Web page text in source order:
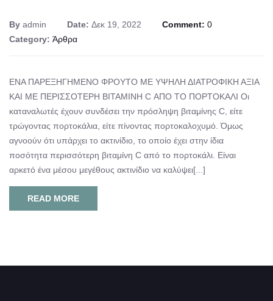
By admin Date: Δεκ 19, 2022 Comment: 0
Category: Άρθρα
ΕΝΑ ΠΑΡΕΞΗΓΗΜΕΝΟ ΦΡΟΥΤΟ ΜΕ ΥΨΗΛΗ ΔΙΑΤΡΟΦΙΚΗ ΑΞΙΑ
ΚΑΙ ΜΕ ΠΕΡΙΣΣΟΤΕΡΗ ΒΙΤΑΜΙΝΗ C ΑΠΟ ΤΟ ΠΟΡΤΟΚΑΛΙ Οι
καταναλωτές έχουν συνδέσει την πρόσληψη βιταμίνης C, είτε
τρώγοντας πορτοκάλια, είτε πίνοντας πορτοκαλοχυμό. Όμως
αγνοούν ότι υπάρχει το ακτινίδιο, το οποίο έχει στην ίδια
ποσότητα περισσότερη βιταμίνη C από το πορτοκάλι. Είναι
αρκετό ένα μέσου μεγέθους ακτινίδιο να καλύψει[...]
READ MORE